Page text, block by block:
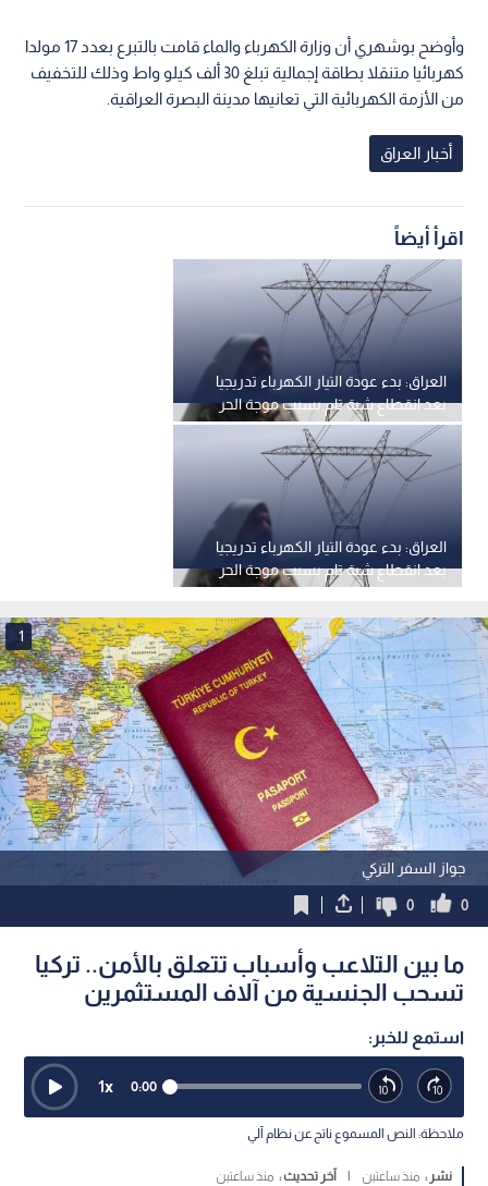
وأوضح بوشهري أن وزارة الكهرباء والماء قامت بالتبرع بعدد 17 مولدا
كهربائيا متنقلا بطاقة إجمالية تبلغ 30 ألف كيلو واط وذلك للتخفيف
من الأزمة الكهربائية التي تعانيها مدينة البصرة العراقية.
أخبار العراق
اقرأ أيضاً
العراق: بدء عودة التيار الكهرباء تدريجيا
بعد انقطاع شبة تام بسبب موجة الحر
العراق: بدء عودة التيار الكهرباء تدريجيا
بعد انقطاع شبة تام بسبب موجة الحر
جواز السفر التركي
1
0
0
ما بين التلاعب وأسباب تتعلق بالأمن.. تركيا
تسحب الجنسية من آلاف المستثمرين
استمع للخبر:
0:00
1x
ملاحظة: النص المسموع ناتج عن نظام آلي
نشر : منذ ساعتين آخر تحديث : منذ ساعتين